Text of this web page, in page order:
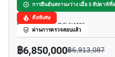
การยืนยันสถานะว่าง เมื่อ 3 สัปดาห์ที่
ดีลพิเศษ
ผ่านการตรวจสอบแล้ว
อัลติจูด ดีไฟน์
พระราม 4, กรุงเทพ
฿6,850,000฿6,913,087